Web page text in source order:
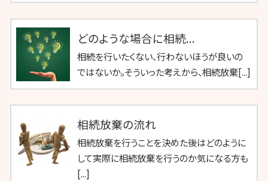
どのような場合に相続...
相続を行いたくない、行わないほうが良いの
ではないか。そういった考えから、相続放棄[...]
相続放棄の流れ
相続放棄を行うことを決めた後はどのように
して実際に相続放棄を行うのか気になる方も
[...]